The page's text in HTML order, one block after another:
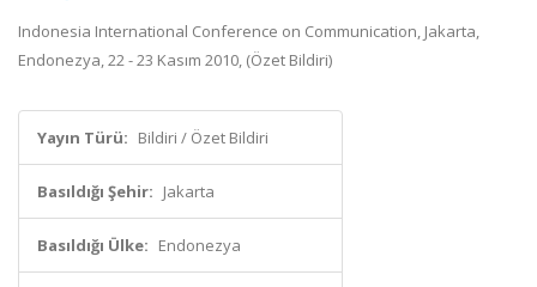
Indonesia International Conference on Communication, Jakarta,
Endonezya, 22 - 23 Kasım 2010, (Özet Bildiri)
Yayın Türü: Bildiri / Özet Bildiri
Basıldığı Şehir: Jakarta
Basıldığı Ülke: Endonezya